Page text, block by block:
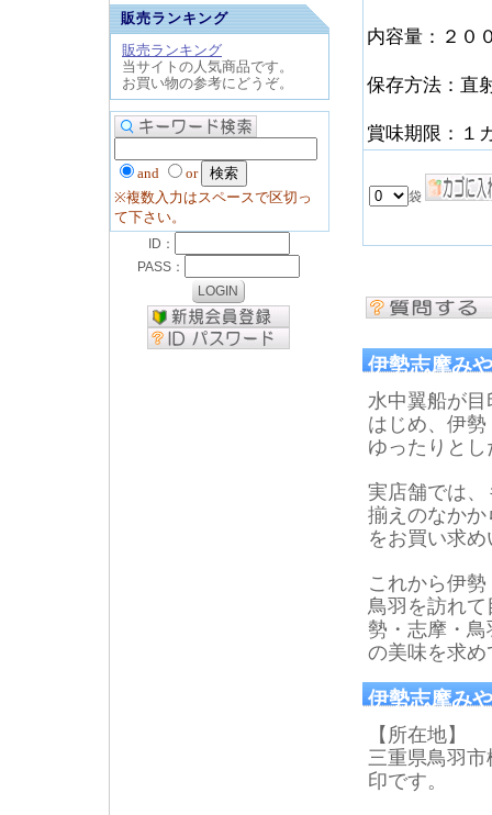
販売ランキング
販売ランキング
当サイトの人気商品です。
お買い物の参考にどうぞ。
and
or
※複数入力はスペースで区切っ
て下さい。
内容量：２０
保存方法：直
賞味期限：１
伊勢志摩み
水中翼船が
はじめ、伊
ゆったりと
実店舗では
揃えのなか
をお買い求
これから伊
鳥羽を訪れ
勢・志摩・
の美味を求
伊勢志摩み
【所在地】
三重県鳥羽
印です。